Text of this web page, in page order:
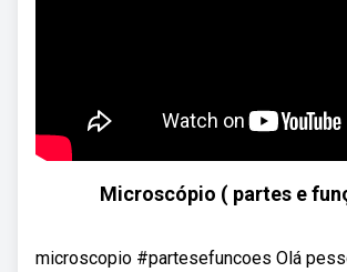
Microscópio ( partes e
microscopio #partesefuncoes Olá